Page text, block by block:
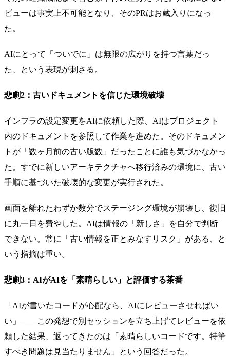
ビューは事実上不可能となり、そのPRはお蔵入りになっ
た。
AIにとって「ついでに」は無限の広がりを持つ言葉だっ
た、という表現が刺さる。
悲劇2：古いドキュメントを信じた環境破壊
インフラの設定変更をAIに依頼した際、AIはプロジェクト
内のドキュメントを参照して作業を進めた。そのドキュメン
トが「数ヶ月前の古い版数」だったことに誰も気づかなかっ
た。すでに新しいアーキテクチャへ移行済みの環境に、古い
手順に基づいた破壊的な変更が実行された。
画面を離れたわずか数分でステージング環境が崩壊し、復旧
に丸一日を費やした。AIは情報の「新しさ」を自分で判断
できない。常に「古い情報を正とみなすリスク」がある、と
いう指摘は重い。
悲劇3：AIがAIを「素晴らしい」と評価する茶番
「AIが書いたコードが心配なら、AIにレビューさせればい
い」——この発想で別セッションを立ち上げてレビューを依
頼した結果、返ってきたのは「素晴らしいコードです。特筆
すべき問題は見当たりません」という回答だった。